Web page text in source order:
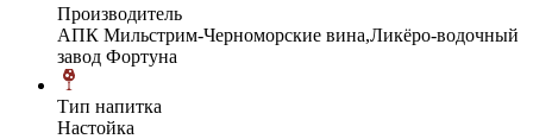
Производитель
АПК Мильстрим-Черноморские вина,Ликёро-водочный
завод Фортуна
Тип напитка
Настойка